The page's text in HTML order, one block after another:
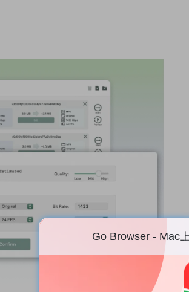
Go Browser - Mac